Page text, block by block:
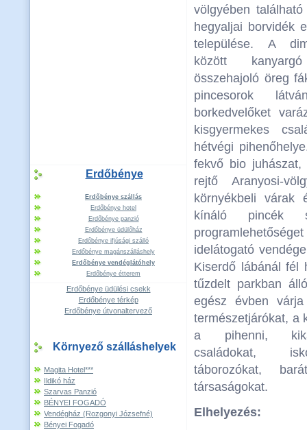
Erdőbénye
Erdőbénye szállás
Erdőbénye hotel
Erdőbénye panzió
Erdőbénye üdülőház
Erdőbénye ifjúsági szálló
Erdőbénye magánszálláshely
Erdőbénye vendéglátóhely
Erdőbénye étterem
Erdőbénye üdülési csekk
Erdőbénye térkép
Erdőbénye útvonaltervező
Környező szálláshelyek
Magita Hotel***
Ildikó ház
Szarvas Panzió
BÉNYEI FOGADÓ
Vendégház (Rozgonyi Józsefné)
Bényei Fogadó
völgyében
hegyaljai borvidék
települése. A
között
összehajoló öreg
pincesorok
borkedvelőket
kisgyermekes
hétvégi
fekvő bio juhászat,
rejtő Aranyosi-
környékbeli várak
kínáló pincék
idelátogató
Kiserdő lábánál fél
tűzdelt parkban
egész évben
természetjárókat, a
a pihenni,
családokat,
táborozókat,
társaságokat.
Elhelyezés: